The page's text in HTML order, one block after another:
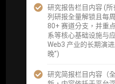
研究报告栏目内容 (
列研报全量解锁且每
80+ 赛道分支，并重
系等核心基础设施与
Web3 产业的长期演
晚”)
研究简报栏目内容（
服)
机构增强研究包（在
提供一页纸格局图、
据集与定向持续追踪
为可复用、可复核、
资产）